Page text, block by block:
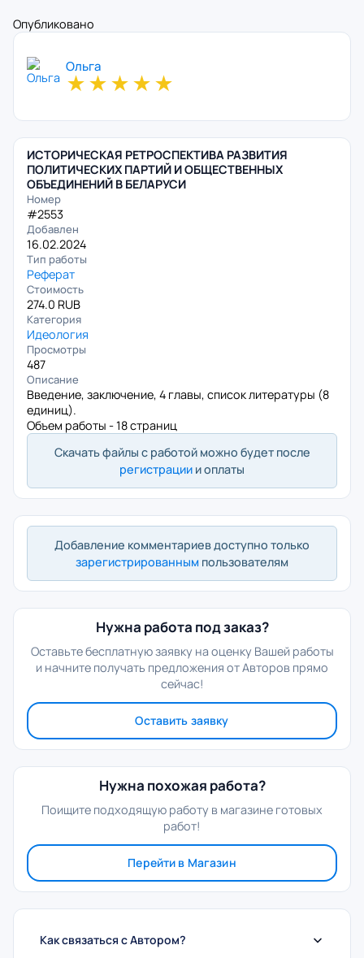
Опубликовано
Ольга
★★★★★
ИСТОРИЧЕСКАЯ РЕТРОСПЕКТИВА РАЗВИТИЯ
ПОЛИТИЧЕСКИХ ПАРТИЙ И ОБЩЕСТВЕННЫХ
ОБЪЕДИНЕНИЙ В БЕЛАРУСИ
Номер
#2553
Добавлен
16.02.2024
Тип работы
Реферат
Стоимость
274.0 RUB
Категория
Идеология
Просмотры
487
Описание
Введение, заключение, 4 главы, список литературы (8
единиц).
Объем работы - 18 страниц
Скачать файлы с работой можно будет после
регистрации и оплаты
Добавление комментариев доступно только
зарегистрированным пользователям
Нужна работа под заказ?
Оставьте бесплатную заявку на оценку Вашей работы
и начните получать предложения от Авторов прямо
сейчас!
Оставить заявку
Нужна похожая работа?
Поищите подходящую работу в магазине готовых
работ!
Перейти в Магазин
Как связаться с Автором?